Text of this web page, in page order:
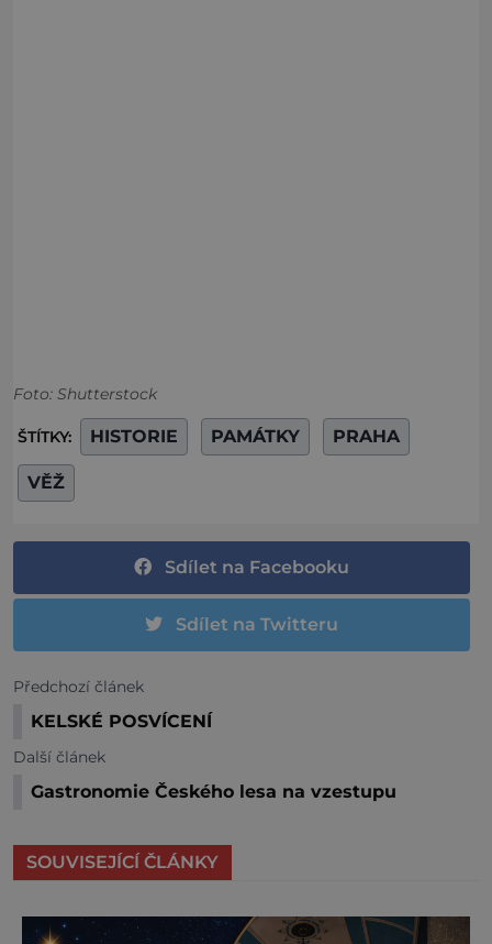
Foto: Shutterstock
ŠTÍTKY: HISTORIE PAMÁTKY PRAHA
VĚŽ
Sdílet na Facebooku
Sdílet na Twitteru
Předchozí článek
KELSKÉ POSVÍCENÍ
Další článek
Gastronomie Českého lesa na vzestupu
SOUVISEJÍCÍ ČLÁNKY